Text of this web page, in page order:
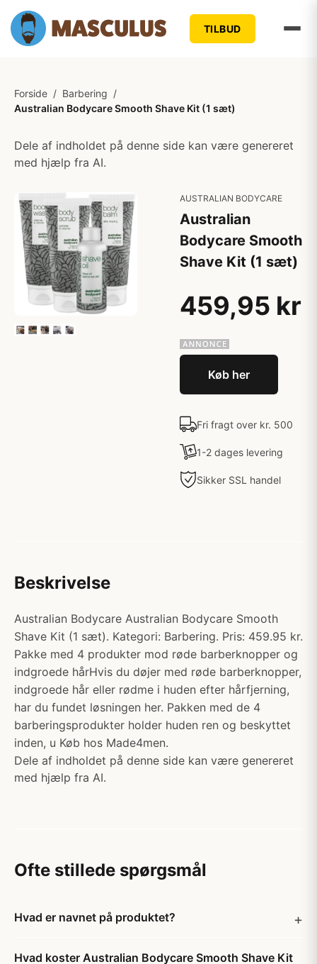
TILBUD
Forside / Barbering /
Australian Bodycare Smooth Shave Kit (1 sæt)
Dele af indholdet på denne side kan være genereret
med hjælp fra AI.
AUSTRALIAN BODYCARE
Australian
Bodycare Smooth
Shave Kit (1 sæt)
459,95 kr
Køb her
Fri fragt over kr. 500
1-2 dages levering
Sikker SSL handel
Beskrivelse
Australian Bodycare Australian Bodycare Smooth
Shave Kit (1 sæt). Kategori: Barbering. Pris: 459.95 kr.
Pakke med 4 produkter mod røde barberknopper og
indgroede hårHvis du døjer med røde barberknopper,
indgroede hår eller rødme i huden efter hårfjerning,
har du fundet løsningen her. Pakken med de 4
barberingsprodukter holder huden ren og beskyttet
inden, u Køb hos Made4men.
Dele af indholdet på denne side kan være genereret
med hjælp fra AI.
Ofte stillede spørgsmål
Hvad er navnet på produktet?
Hvad koster Australian Bodycare Smooth Shave Kit